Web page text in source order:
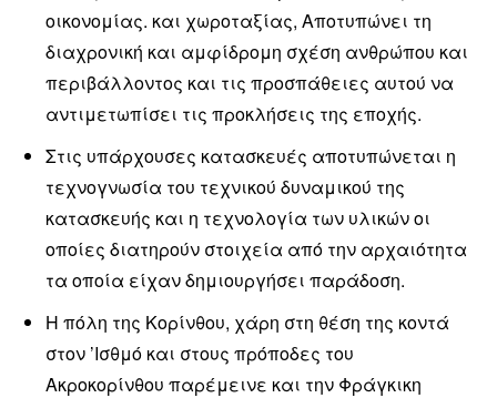
οικονομίας. και χωροταξίας, Αποτυπώνει τη
διαχρονική και αμφίδρομη σχέση ανθρώπου και
περιβάλλοντος και τις προσπάθειες αυτού να
αντιμετωπίσει τις προκλήσεις της εποχής.
Στις υπάρχουσες κατασκευές αποτυπώνεται η
τεχνογνωσία του τεχνικού δυναμικού της
κατασκευής και η τεχνολογία των υλικών οι
οποίες διατηρούν στοιχεία από την αρχαιότητα
τα οποία είχαν δημιουργήσει παράδοση.
Η πόλη της Κορίνθου, χάρη στη θέση της κοντά
στον ’Ισθμό και στους πρόποδες του
Ακροκορίνθου παρέμεινε και την Φράγκικη